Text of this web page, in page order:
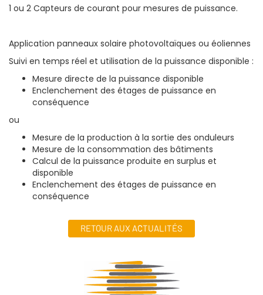
1 ou 2 Capteurs de courant pour mesures de puissance.
Application panneaux solaire photovoltaïques ou éoliennes
Suivi en temps réel et utilisation de la puissance disponible :
Mesure directe de la puissance disponible
Enclenchement des étages de puissance en
conséquence
ou
Mesure de la production à la sortie des onduleurs
Mesure de la consommation des bâtiments
Calcul de la puissance produite en surplus et
disponible
Enclenchement des étages de puissance en
conséquence
RETOUR AUX ACTUALITÉS